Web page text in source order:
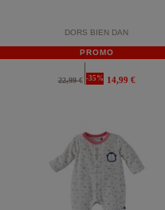
DORS BIEN DAN
PROMO
22,99 € -35% 14,99 €